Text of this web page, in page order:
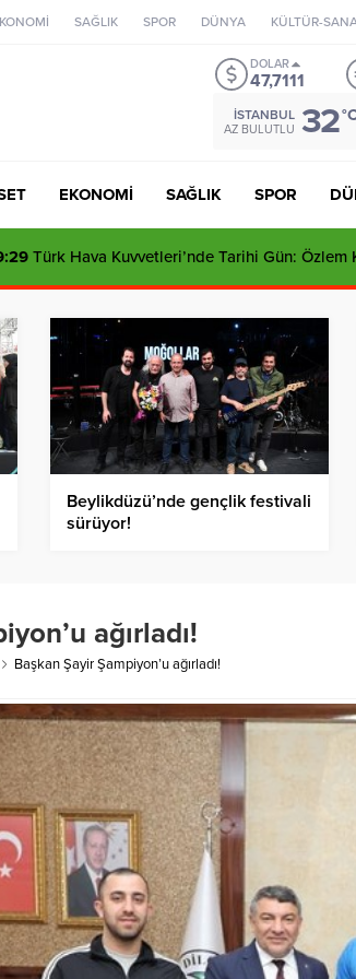
SAĞLIK SPOR DÜNYA KÜLTÜR-
DOLAR
47,7111
İSTANBUL
AZ BULUTLU 32
EKONOMİ SAĞLIK SPOR
Türk Hava Kuvvetleri’nde Tarihi Gün: Özlem
Beylikdüzü’nde gençlik festivali
sürüyor!
ağırladı!
Başkan Şayir Şampiyon’u ağırladı!